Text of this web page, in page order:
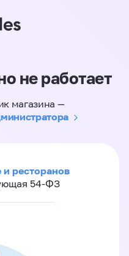
не работает
магазина —
ресторанов
54-ФЗ